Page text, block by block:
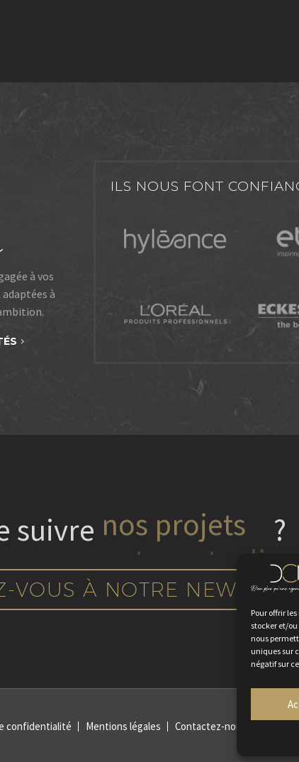
Pour offrir
stocker et/
nous
uniques sur
négatif sur
à vos
à
ILS NOUS FONT
suivrenos projets ?
VOUS À NOTRE
confidentialité Mentions légales Contactez-nous